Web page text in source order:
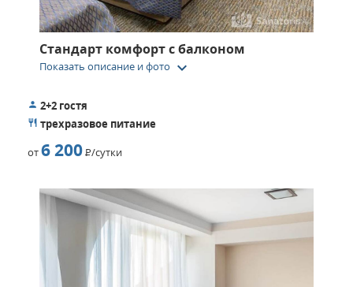
Стандарт комфорт с балконом
Показать описание и фото keyboard_arrow_down
2+2 гостя
трехразовое питание
от6 200Р/сутки